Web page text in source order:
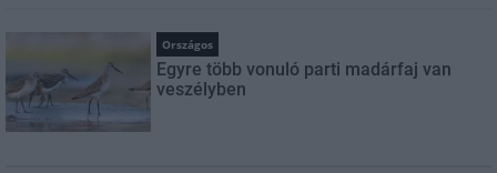
Országos
Egyre több vonuló parti madárfaj van
veszélyben